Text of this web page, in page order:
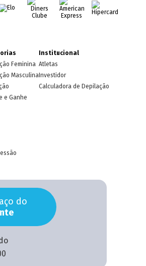
Feminina
Masculina
e Ganhe
Institucional
Atletas
Investidor
Calculadora de Depilação
do